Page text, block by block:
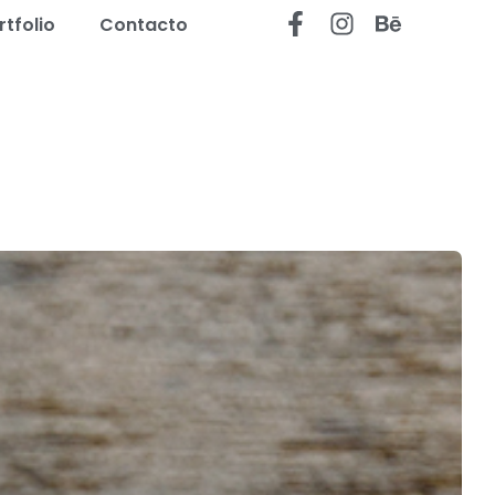
Contacto